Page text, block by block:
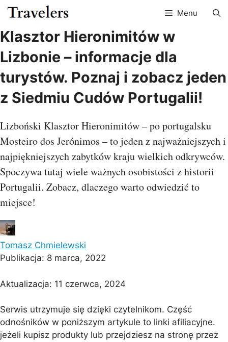
Przejdź
do
treści
Menu
Klasztor Hieronimitów w
Lizbonie – informacje dla
turystów. Poznaj i zobacz jeden
z Siedmiu Cudów Portugalii!
Lizboński Klasztor Hieronimitów – po portugalsku
Mosteiro dos Jerónimos – to jeden z najważniejszych i
najpiękniejszych zabytków kraju wielkich odkrywców.
Spoczywa tutaj wiele ważnych osobistości z historii
Portugalii. Zobacz, dlaczego warto odwiedzić to
miejsce!
Tomasz Chmielewski
Publikacja: 8 marca, 2022
Aktualizacja: 11 czerwca, 2024
Serwis utrzymuje się dzięki czytelnikom. Część
odnośników w poniższym artykule to linki afiliacyjne.
jeżeli kupisz produkty lub przejdziesz na stronę przez